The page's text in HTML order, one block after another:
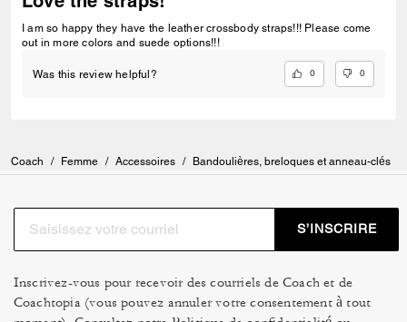
I am so happy they have the leather crossbody straps!!! Please come
out in more colors and suede options!!!
Was this review helpful? 0 0
Coach / Femme / Accessoires / Bandoulières, breloques et anneau-clés
S’INSCRIRE
Inscrivez-vous pour recevoir des courriels de Coach et de
Coachtopia (vous pouvez annuler votre consentement à tout